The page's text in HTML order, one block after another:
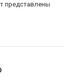
представлены